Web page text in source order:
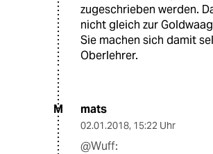
zugeschrieben werden.
nicht gleich zur
Sie machen sich damit
Oberlehrer.
M mats
02.01.2018, 15:22 Uhr
@Wuff: